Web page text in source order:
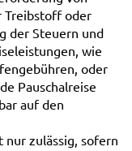
Treibstoff oder
der Steuern und
wie
oder
Pauschalreise
auf den
nur zulässig, sofern